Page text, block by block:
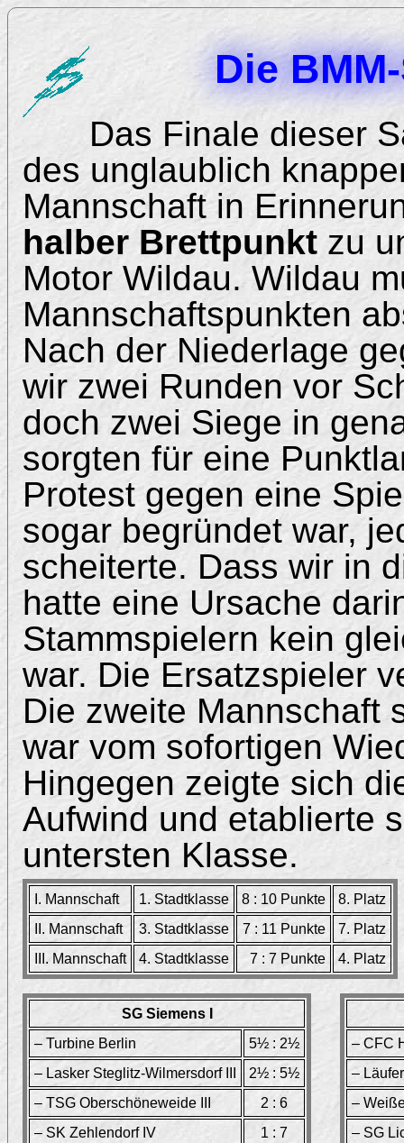
Die
Das Finale dieser
des unglaublich
Mannschaft in
halber Brettpunkt zu
Motor Wildau. Wildau
Mannschaftspunkten
Nach der Niederlage
wir zwei Runden vor
doch zwei Siege in
sorgten für eine
Protest gegen eine
sogar begründet war,
scheiterte. Dass wir in
hatte eine Ursache
Stammspielern kein
war. Die Ersatzspieler
Die zweite Mannschaft
war vom sofortigen
Hingegen zeigte sich
Aufwind und etablierte
untersten Klasse.
I. Mannschaft 1. Stadtklasse 8 : 10 Punkte
8. Platz
II. Mannschaft
3. Stadtklasse 7 : 11 Punkte
7. Platz
III. Mannschaft
4. Stadtklasse 7 : 7 Punkte 4. Platz
SG Siemens I
– Turbine Berlin
5½ : 2½
– Lasker Steglitz-Wilmersdorf III
2½ : 5½
– TSG Oberschöneweide III
2 : 6
– SK Zehlendorf IV
1 : 7
– CFC
–
–
– SG